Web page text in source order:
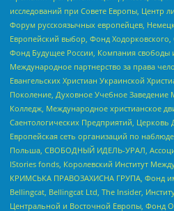
исследований при Совете Европы, Центр
Форум русскоязычных европейцев,
Европейский выбор, Фонд
Фонд Будущее России, Компания
Международное партнерство за права
Евангельских Христиан Украинской
Поколение, Духовное Учебное
Колледж, Международное христианское
Саентологических Предприятий, Церковь
Европейская сеть организаций по
Польша, СВОБОДНЫЙ ИДЕЛЬ-УРАЛ,
IStories fonds, Королевский Институт
КРИМСЬКА ПРАВОЗАХИСНА ГРУПА, Фонд
Bellingcat, Bellingcat Ltd, The Insider,
Центральной и Восточной Европы, Фонд